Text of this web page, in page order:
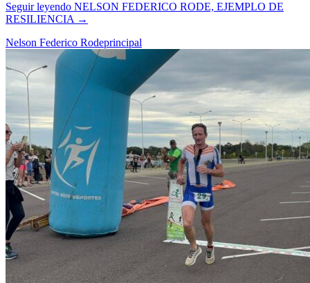
Seguir leyendo NELSON FEDERICO RODE, EJEMPLO DE
RESILIENCIA →
Nelson Federico Rodeprincipal